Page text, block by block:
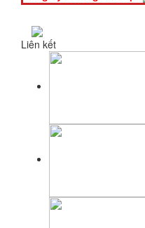
Liên kết